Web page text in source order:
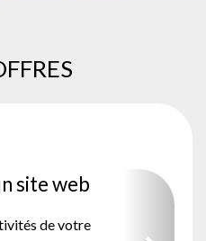
site web
de votre
Next